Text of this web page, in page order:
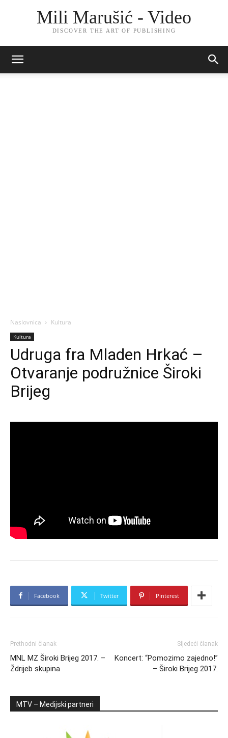
Mili Marušić - Video
DISCOVER THE ART OF PUBLISHING
Naslovnica Kultura
Kultura
Udruga fra Mladen Hrkać –
Otvaranje podružnice Široki
Brijeg
Facebook Twitter Pinterest
Prethodni članak
MNL MZ Široki Brijeg 2017. –
Ždrijeb skupina
Sljedeći članak
Koncert: “Pomozimo zajedno!”
– Široki Brijeg 2017.
MTV – Medijski partneri